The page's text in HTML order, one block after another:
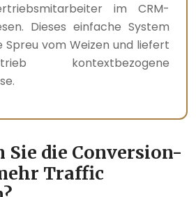
im CRM-
Dieses einfache System
vom Weizen und liefert
kontextbezogene
Sie die Conversion-
Traffic